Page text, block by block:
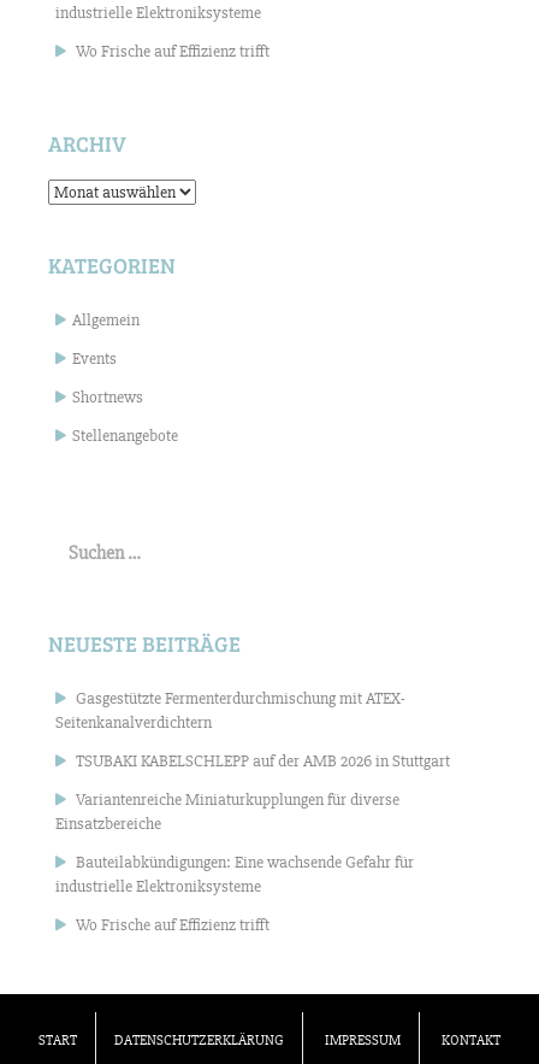
industrielle Elektroniksysteme
Wo Frische auf Effizienz trifft
ARCHIV
Archiv
KATEGORIEN
Allgemein
Events
Shortnews
Stellenangebote
nach:
NEUESTE BEITRÄGE
Gasgestützte Fermenterdurchmischung mit ATEX-
Seitenkanalverdichtern
TSUBAKI KABELSCHLEPP auf der AMB 2026 in Stuttgart
Variantenreiche Miniaturkupplungen für diverse
Einsatzbereiche
Bauteilabkündigungen: Eine wachsende Gefahr für
industrielle Elektroniksysteme
Wo Frische auf Effizienz trifft
START DATENSCHUTZERKLÄRUNG IMPRESSUM KONTAKT